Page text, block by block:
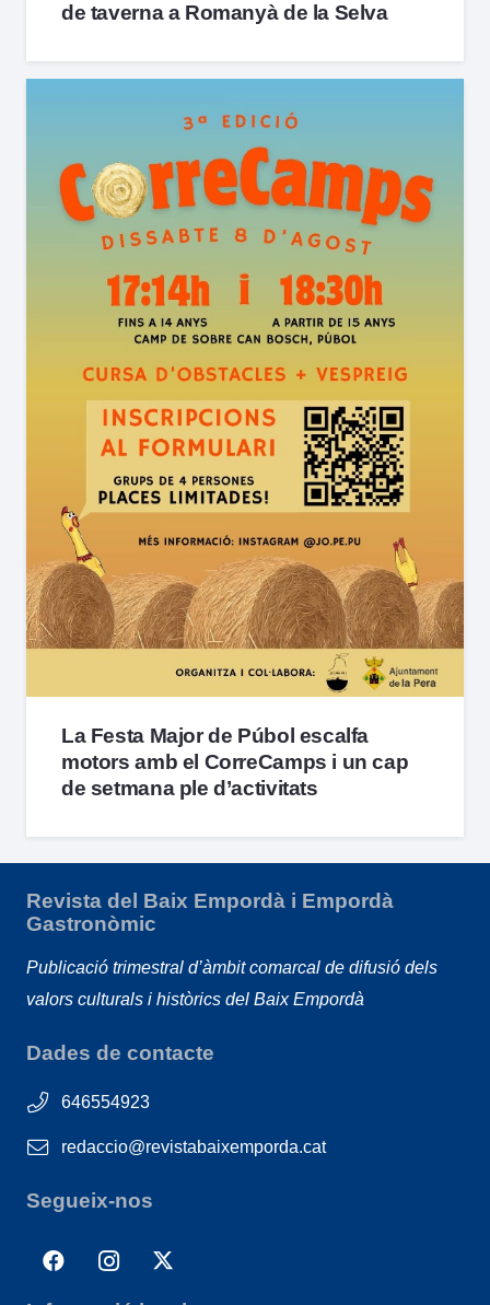
de taverna a Romanyà de la Selva
La Festa Major de Púbol escalfa
motors amb el CorreCamps i un cap
de setmana ple d’activitats
Revista del Baix Empordà i Empordà
Gastronòmic
Publicació trimestral d’àmbit comarcal de difusió dels
valors culturals i històrics del Baix Empordà
Dades de contacte
646554923
redaccio@revistabaixemporda.cat
Segueix-nos